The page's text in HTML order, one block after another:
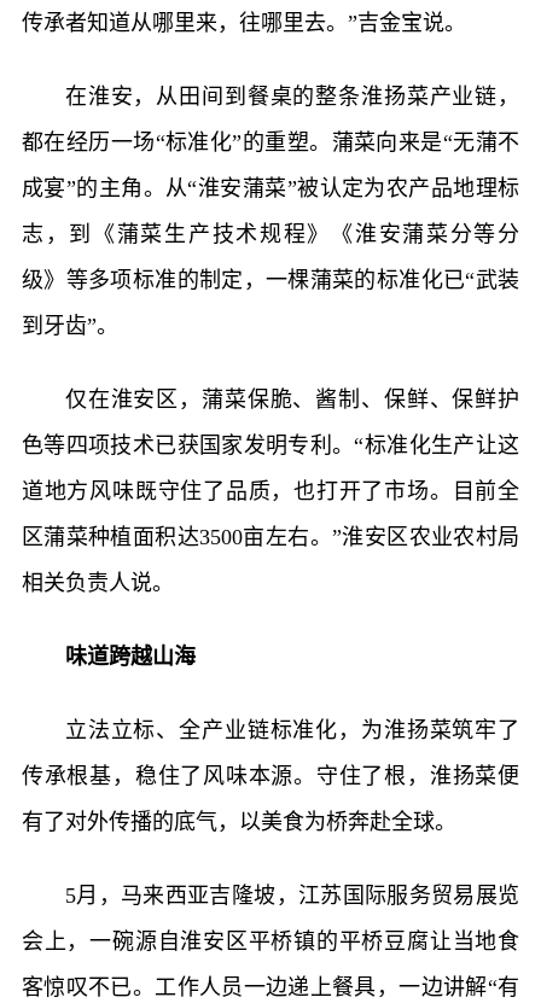
传承者知道从哪里来，往哪里去。”吉金宝说。
在淮安，从田间到餐桌的整条淮扬菜产业链，
都在经历一场“标准化”的重塑。蒲菜向来是“无蒲不
成宴”的主角。从“淮安蒲菜”被认定为农产品地理标
志，到《蒲菜生产技术规程》《淮安蒲菜分等分
级》等多项标准的制定，一棵蒲菜的标准化已“武装
到牙齿”。
仅在淮安区，蒲菜保脆、酱制、保鲜、保鲜护
色等四项技术已获国家发明专利。“标准化生产让这
道地方风味既守住了品质，也打开了市场。目前全
区蒲菜种植面积达3500亩左右。”淮安区农业农村局
相关负责人说。
味道跨越山海
立法立标、全产业链标准化，为淮扬菜筑牢了
传承根基，稳住了风味本源。守住了根，淮扬菜便
有了对外传播的底气，以美食为桥奔赴全球。
5月，马来西亚吉隆坡，江苏国际服务贸易展览
会上，一碗源自淮安区平桥镇的平桥豆腐让当地食
客惊叹不已。工作人员一边递上餐具，一边讲解“有